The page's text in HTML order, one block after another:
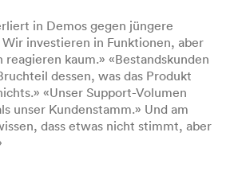
in Demos gegen jüngere
investieren in Funktionen, aber
reagieren kaum.» «Bestandskunden
dessen, was das Produkt
«Unser Support-Volumen
unser Kundenstamm.» Und am
dass etwas nicht stimmt, aber